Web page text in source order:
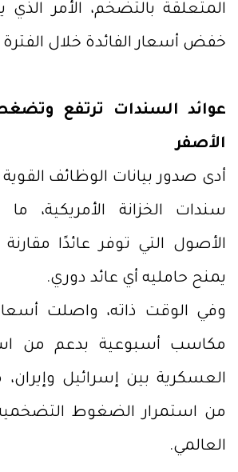
المتعلقة بالتضخم، الأمر
خفض أسعار الفائدة خلال الفترة
عوائد السندات ترتفع
الأصفر
أدى صدور بيانات الوظائف القوية
سندات الخزانة الأمريكية،
الأصول التي توفر عائدًا
يمنح حامليه أي عائد دوري.
وفي الوقت ذاته، واصلت
مكاسب أسبوعية بدعم من
العسكرية بين إسرائيل
من استمرار الضغوط
العالمي.